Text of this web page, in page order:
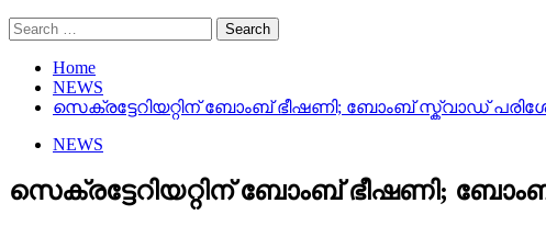
Search
for:
Home
NEWS
സെക്രട്ടേറിയറ്റിന് ബോംബ് ഭീഷണി; ബോംബ് സ്ക്വാഡ്
NEWS
സെക്രട്ടേറിയറ്റിന് ബോംബ് ഭീഷണി;